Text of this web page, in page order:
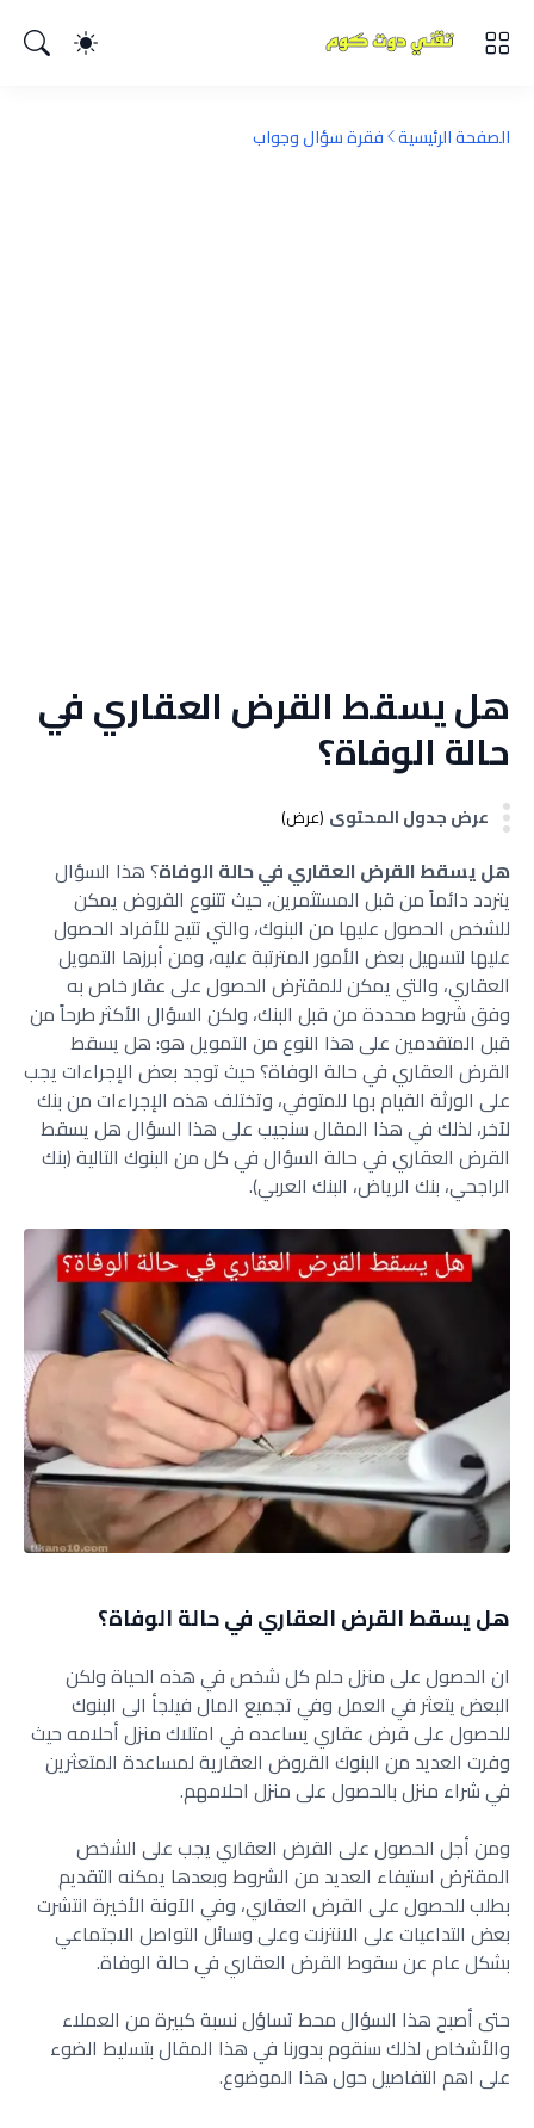
الصفحة الرئيسية فقرة سؤال وجواب
هل يسقط القرض العقاري في
حالة الوفاة؟
عرض جدول المحتوى (عرض)
هل يسقط القرض العقاري في حالة الوفاة؟ هذا السؤال
يتردد دائماً من قبل المستثمرين، حيث تتنوع القروض يمكن
للشخص الحصول عليها من البنوك، والتي تتيح للأفراد الحصول
عليها لتسهيل بعض الأمور المترتبة عليه، ومن أبرزها التمويل
العقاري، والتي يمكن للمقترض الحصول على عقار خاص به
وفق شروط محددة من قبل البنك، ولكن السؤال الأكثر طرحاً من
قبل المتقدمين على هذا النوع من التمويل هو: هل يسقط
القرض العقاري في حالة الوفاة؟ حيث توجد بعض الإجراءات يجب
على الورثة القيام بها للمتوفي، وتختلف هذه الإجراءات من بنك
لآخر، لذلك في هذا المقال سنجيب على هذا السؤال هل يسقط
القرض العقاري في حالة السؤال في كل من البنوك التالية (بنك
الراجحي، بنك الرياض، البنك العربي).
هل يسقط القرض العقاري في حالة الوفاة؟
ان الحصول على منزل حلم كل شخص في هذه الحياة ولكن
البعض يتعثر في العمل وفي تجميع المال فيلجأ الى البنوك
للحصول على قرض عقاري يساعده في امتلاك منزل أحلامه حيث
وفرت العديد من البنوك القروض العقارية لمساعدة المتعثرين
في شراء منزل بالحصول على منزل احلامهم.
ومن أجل الحصول على القرض العقاري يجب على الشخص
المقترض استيفاء العديد من الشروط وبعدها يمكنه التقديم
بطلب للحصول على القرض العقاري، وفي الآونة الأخيرة انتشرت
بعض التداعيات على الانترنت وعلى وسائل التواصل الاجتماعي
بشكل عام عن سقوط القرض العقاري في حالة الوفاة.
حتى أصبح هذا السؤال محط تساؤل نسبة كبيرة من العملاء
والأشخاص لذلك سنقوم بدورنا في هذا المقال بتسليط الضوء
على اهم التفاصيل حول هذا الموضوع.